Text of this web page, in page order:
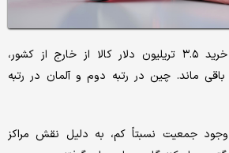
آمریکا در سال ۲۰۲۵ با خرید ۳.۵ تریلیون دلار کالا از خارج از کشور،
باقی ماند. چین در رتبه دوم و آلمان در رتبه
جمعیت نسبتاً کم، به دلیل نقش مراکز